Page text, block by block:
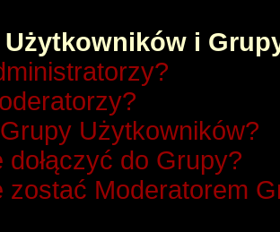
Użytkowników i
Użytkowników?
dołączyć do Grupy?
zostać Moderatorem